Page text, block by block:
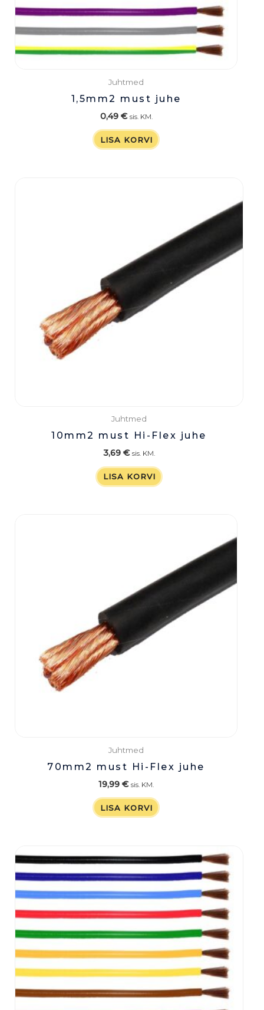
Juhtmed
1,5mm2 must juhe
0,49 € sis. KM.
LISA KORVI
Juhtmed
10mm2 must Hi-Flex juhe
3,69 € sis. KM.
LISA KORVI
Juhtmed
70mm2 must Hi-Flex juhe
19,99 € sis. KM.
LISA KORVI